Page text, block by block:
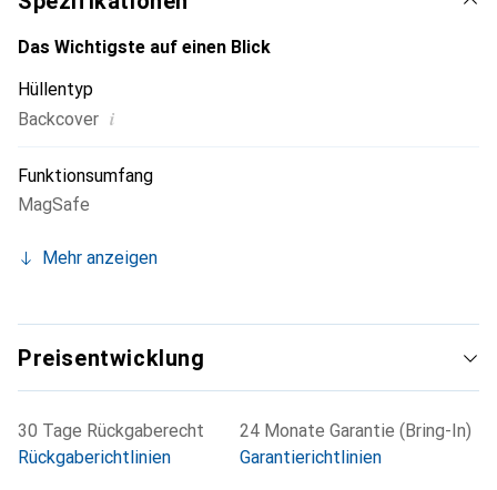
Das Wichtigste auf einen Blick
Hüllentyp
Backcover i
Funktionsumfang
MagSafe
Mehr anzeigen
Preisentwicklung
30 Tage Rückgaberecht
Rückgaberichtlinien
24 Monate Garantie (Bring-In)
Garantierichtlinien